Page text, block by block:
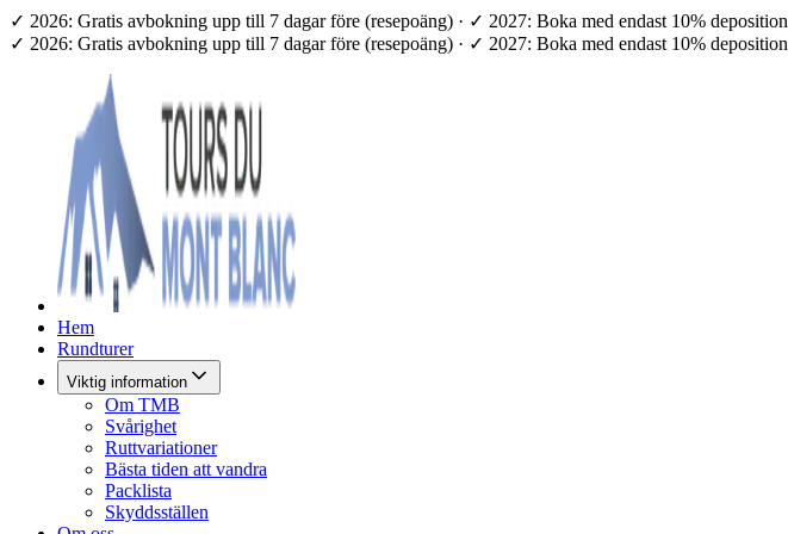
✓ 2026: Gratis avbokning upp till 7 dagar före (resepoäng) · ✓ 2027: Boka med endast 10% deposition
✓ 2026: Gratis avbokning upp till 7 dagar före (resepoäng) · ✓ 2027: Boka med endast 10% deposition
Hem
Rundturer
Viktig information
Om TMB
Svårighet
Ruttvariationer
Bästa tiden att vandra
Packlista
Skyddsställen